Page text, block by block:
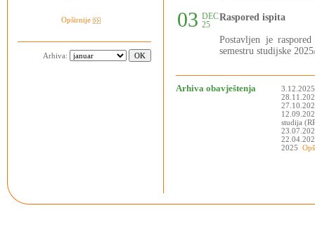
Opširnije
Arhiva:
03 DEC
25
Raspored ispita
Postavljen je
semestru studijske
Arhiva obavještenja
studija
2025